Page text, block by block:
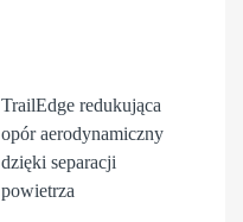
TrailEdge redukująca
opór aerodynamiczny
dzięki separacji
powietrza